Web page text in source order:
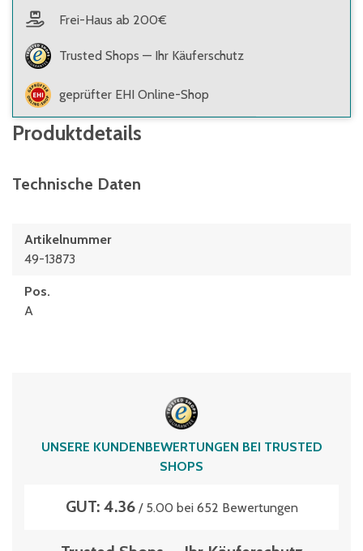
Frei-Haus ab 200€
Trusted Shops — Ihr Käuferschutz
geprüfter EHI Online-Shop
Produktdetails
Technische Daten
Artikelnummer
49-13873
Pos.
A
UNSERE KUNDENBEWERTUNGEN BEI TRUSTED
SHOPS
GUT: 4.36/ 5.00 bei 652 Bewertungen